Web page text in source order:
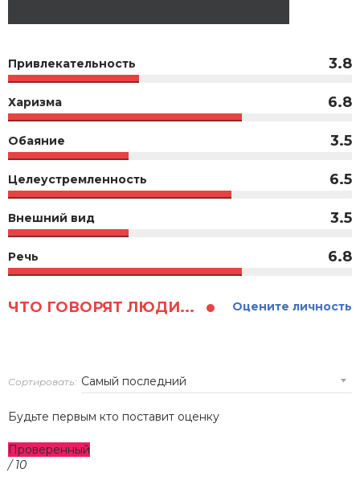
Привлекательность 3.8
Харизма 6.8
Обаяние 3.5
Целеустремленность 6.5
Внешний вид 3.5
Речь 6.8
ЧТО ГОВОРЯТ ЛЮДИ... Оцените личность
Сортировать:
Будьте первым кто поставит оценку
Проверенный
/ 10